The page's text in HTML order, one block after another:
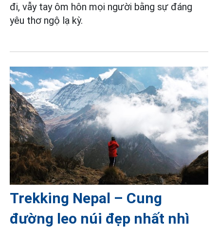
đi, vẫy tay ôm hôn mọi người bằng sự đáng
yêu thơ ngộ lạ kỳ.
Trekking Nepal – Cung
đường leo núi đẹp nhất nhì